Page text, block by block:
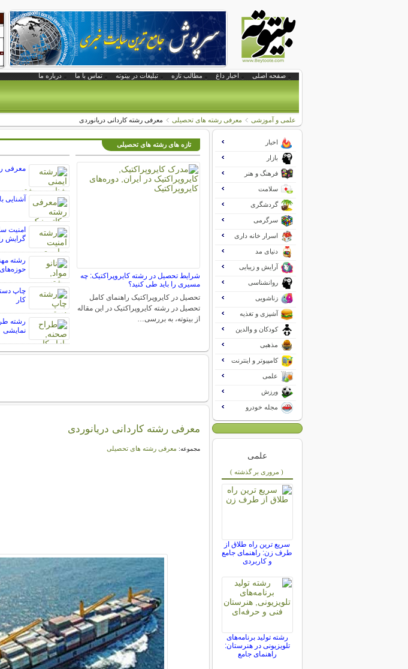
صفحه اصلی اخبار داغ مطالب تازه تبلیغات در بیتوته تماس با ما درباره ما
علمی و آموزشی معرفی رشته های تحصیلی معرفی رشته کاردانی دریانوردی
تازه های رشته های تحصیلی
شرایط تحصیل در رشته کایروپراکتیک: چه
مسیری را باید طی کنید؟
تحصیل در کایروپراکتیک راهنمای کامل
تحصیل در رشته کایروپراکتیک در این مقاله
از بیتوته، به بررسی…
معرفی
آشنایی
امنیت
گرایش
رشته
چاپ
کار
رشته
نمایشی
معرفی رشته کاردانی دریانوردی
مجموعه: معرفی رشته های تحصیلی
اخبار
بازار
فرهنگ و هنر
سلامت
گردشگری
سرگرمی
اسرار خانه داری
دنیای مد
آرایش و زیبایی
روانشناسی
زناشویی
آشپزی و تغذیه
کودکان و والدین
مذهبی
کامپیوتر و اینترنت
علمی
ورزش
مجله خودرو
علمی
( مروری بر گذشته )
سریع ترین راه طلاق از
طرف زن: راهنمای جامع
و کاربردی
رشته تولید برنامه‌های
تلویزیونی در هنرستان:
راهنمای جامع